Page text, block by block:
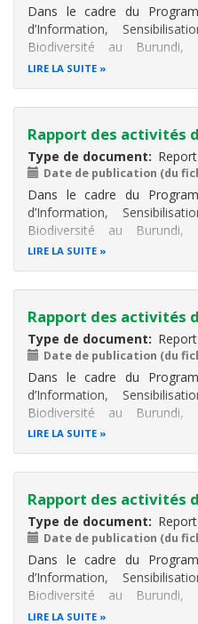
Dans le cadre du
d’Information,
Biodiversité au Burundi,
attribuées au Consultant
LIRE LA SUITE
Rapport des activités
Type de document Report
Date de publication (du
Dans le cadre du
d’Information,
Biodiversité au Burundi,
attribuées au Consultant
LIRE LA SUITE
Rapport des activités
Type de document Report
Date de publication (du
Dans le cadre du
d’Information,
Biodiversité au Burundi,
attribuées au Consultant
LIRE LA SUITE
Rapport des activités
Type de document Report
Date de publication (du
Dans le cadre du
d’Information,
Biodiversité au Burundi,
attribuées au Consultant
LIRE LA SUITE